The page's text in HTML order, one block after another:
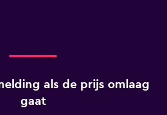
als de prijs omlaag
gaat